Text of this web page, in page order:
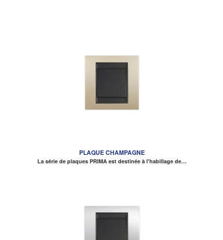
PLAQUE CHAMPAGNE
La série de plaques PRIMA est destinée à l'habillage de…